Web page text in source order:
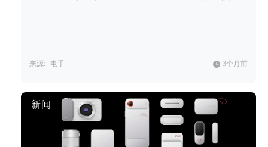
来源: 电手 3个月前
新闻